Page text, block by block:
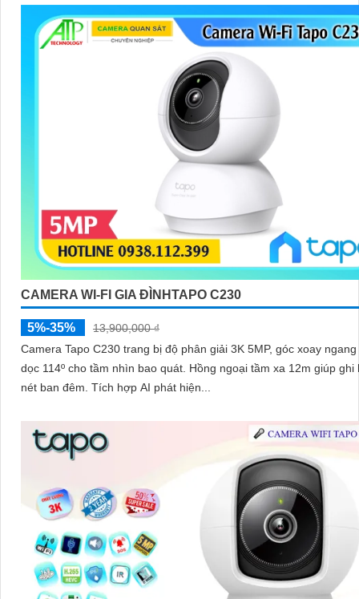
CAMERA WI-FI GIA ĐÌNHTAPO C230
5%-35%
13,900,000 ₫
Camera Tapo C230 trang bị độ phân giải 3K 5MP, góc xoay ngang
dọc 114º cho tầm nhìn bao quát. Hồng ngoại tầm xa 12m giúp ghi hình rõ
nét ban đêm. Tích hợp AI phát hiện...